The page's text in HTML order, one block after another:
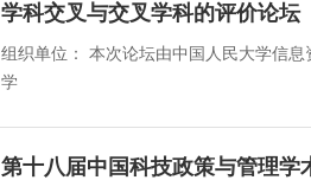
学科交叉与交叉学科的评价论坛
组织单位： 本次论坛由中国人民大学信息资源管理学院和中
学
第十八届中国科技政策与管理学